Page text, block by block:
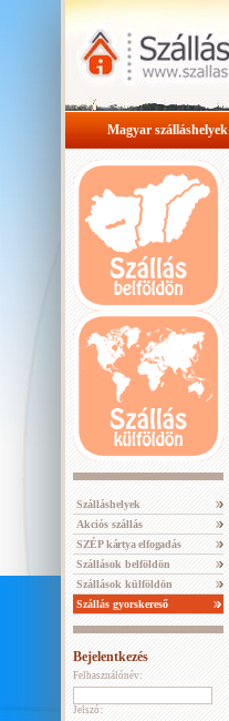
Magyar szálláshelyek
Szálláshelyek
Akciós szállás
SZÉP kártya elfogadás
Szállások belföldön
Szállások külföldön
Szállás gyorskereső
Bejelentkezés
Felhasználónév:
Jelszó: